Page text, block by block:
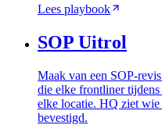
Lees playbook
SOP Uitrol
Maak van een SOP-
die elke frontliner
elke locatie. HQ ziet
bevestigd.